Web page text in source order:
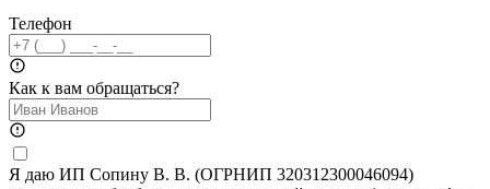
Телефон
Как к вам обращаться?
Я даю ИП Сопину В. В. (ОГРНИП 320312300046094)